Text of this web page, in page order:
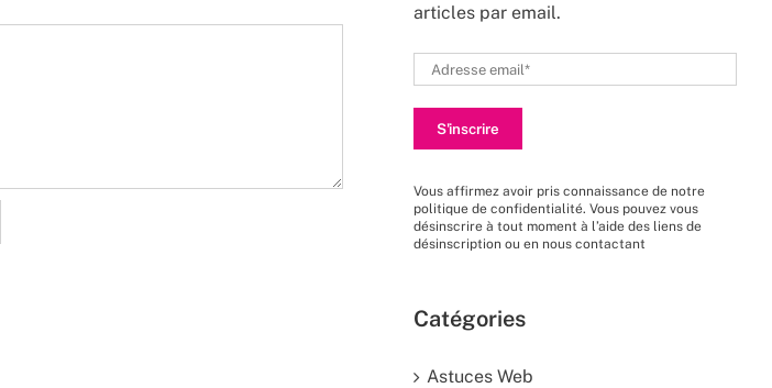
articles par email.
Vous affirmez avoir pris connaissance de notre
politique de confidentialité. Vous pouvez vous
désinscrire à tout moment à l’aide des liens de
désinscription ou en nous contactant
Catégories
Astuces Web